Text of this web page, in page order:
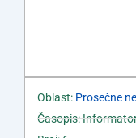
Oblast:Prosečne
Časopis: